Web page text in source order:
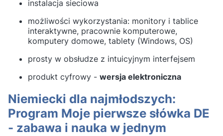
instalacja sieciowa
możliwości wykorzystania: monitory i tablice
interaktywne, pracownie komputerowe,
komputery domowe, tablety (Windows, OS)
prosty w obsłudze z intuicyjnym interfejsem
produkt cyfrowy - wersja elektroniczna
Niemiecki dla najmłodszych:
Program Moje pierwsze słówka DE
- zabawa i nauka w jednym